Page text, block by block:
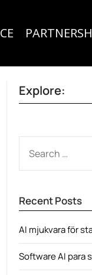
Explore:
FOR:
Recent Posts
AI mjukvara för
Software AI para